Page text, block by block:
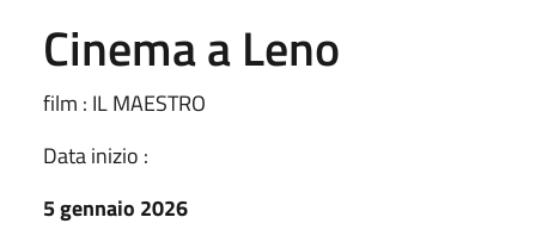
Cinema a Leno
film : IL MAESTRO
Data inizio :
5 gennaio 2026